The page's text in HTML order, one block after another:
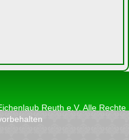
Reuth e.V. Alle Rechte